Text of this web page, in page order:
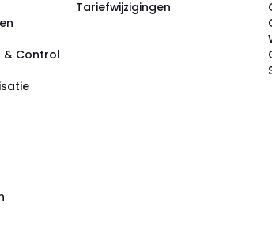
& Control
Tariefwijzigingen